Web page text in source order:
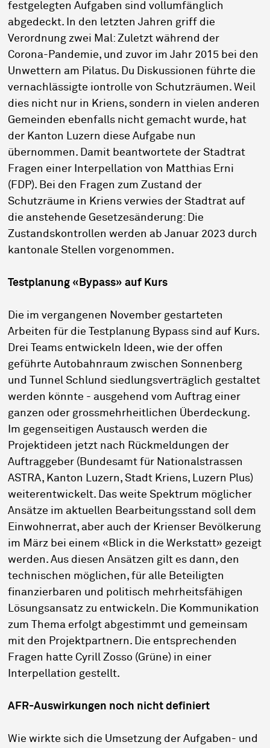
festgelegten Aufgaben sind vollumfänglich
abgedeckt. In den letzten Jahren griff die
Verordnung zwei Mal: Zuletzt während der
Corona-Pandemie, und zuvor im Jahr 2015 bei den
Unwettern am Pilatus. Du Diskussionen führte die
vernachlässigte iontrolle von Schutzräumen. Weil
dies nicht nur in Kriens, sondern in vielen anderen
Gemeinden ebenfalls nicht gemacht wurde, hat
der Kanton Luzern diese Aufgabe nun
übernommen. Damit beantwortete der Stadtrat
Fragen einer Interpellation von Matthias Erni
(FDP). Bei den Fragen zum Zustand der
Schutzräume in Kriens verwies der Stadtrat auf
die anstehende Gesetzesänderung: Die
Zustandskontrollen werden ab Januar 2023 durch
kantonale Stellen vorgenommen.
Testplanung «Bypass» auf Kurs
Die im vergangenen November gestarteten
Arbeiten für die Testplanung Bypass sind auf Kurs.
Drei Teams entwickeln Ideen, wie der offen
geführte Autobahnraum zwischen Sonnenberg
und Tunnel Schlund siedlungsverträglich gestaltet
werden könnte - ausgehend vom Auftrag einer
ganzen oder grossmehrheitlichen Überdeckung.
Im gegenseitigen Austausch werden die
Projektideen jetzt nach Rückmeldungen der
Auftraggeber (Bundesamt für Nationalstrassen
ASTRA, Kanton Luzern, Stadt Kriens, Luzern Plus)
weiterentwickelt. Das weite Spektrum möglicher
Ansätze im aktuellen Bearbeitungsstand soll dem
Einwohnerrat, aber auch der Krienser Bevölkerung
im März bei einem «Blick in die Werkstatt» gezeigt
werden. Aus diesen Ansätzen gilt es dann, den
technischen möglichen, für alle Beteiligten
finanzierbaren und politisch mehrheitsfähigen
Lösungsansatz zu entwickeln. Die Kommunikation
zum Thema erfolgt abgestimmt und gemeinsam
mit den Projektpartnern. Die entsprechenden
Fragen hatte Cyrill Zosso (Grüne) in einer
Interpellation gestellt.
AFR-Auswirkungen noch nicht definiert
Wie wirkte sich die Umsetzung der Aufgaben- und